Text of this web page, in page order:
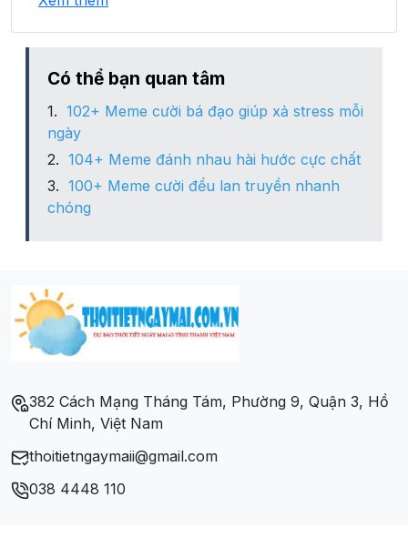
Xã Xuân Tâm
Xã Xuân Thành
Xã Xuân Thọ
Có thể bạn quan tâm
102+ Meme cười bá đạo giúp xả stress mỗi
ngày
104+ Meme đánh nhau hài hước cực chất
100+ Meme cười đểu lan truyền nhanh
chóng
382 Cách Mạng Tháng Tám, Phường 9, Quận 3, Hồ
Chí Minh, Việt Nam
thoitietngaymaii@gmail.com
038 4448 110